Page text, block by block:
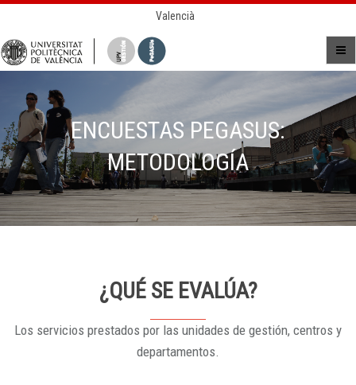
Valencià
ENCUESTAS PEGASUS:
METODOLOGÍA
¿QUÉ SE EVALÚA?
Los servicios prestados por las unidades de gestión, centros y
departamentos.